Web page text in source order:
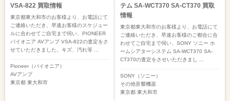
VSA-822 買取情報
東京都東大和市のお客様より、お電話にて
ご連絡いただき、早速お客様のスケジュー
ルに合わせてご自宅まで伺い、PIONEER
パイオニア AVアンプ VSA-822の査定をさ
せていただきました。キズ、汚れ等 ...
Pioneer（パイオニア）
AVアンプ
東京都 東大和市
テム SA-WCT370 SA-CT370 買取
情報
東京都東大和市のお客様より、お電話にて
ご連絡いただき、早速お客様のご都合に合
わせてご自宅まで伺い、SONY ソニー ホ
ームシアターシステム SA-WCT370 SA-
CT370の査定をさせいただきまし ...
SONY（ソニー）
その他音響機器
東京都 東大和市